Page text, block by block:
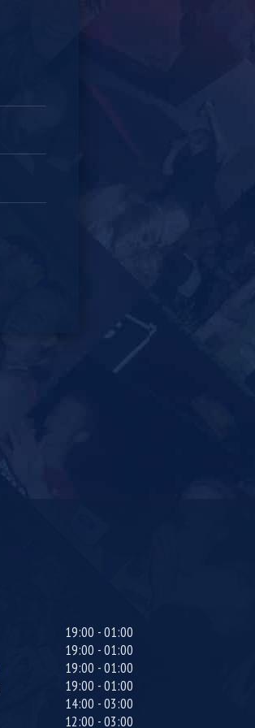
19:00 - 01:00
19:00 - 01:00
19:00 - 01:00
19:00 - 01:00
14:00 - 03:00
12:00 - 03:00